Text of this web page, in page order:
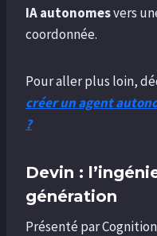
IA autonomesvers
coordonnée.
Pour aller plus loin,
créer un agent
?
Devin :
génération
Présenté par